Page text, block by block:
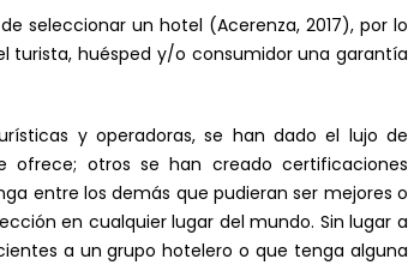
seleccionar un hotel (Acerenza, 2017), por lo
turista, huésped y/o consumidor una garantía
y operadoras, se han dado el lujo de
ofrece; otros se han creado certificaciones
entre los demás que pudieran ser mejores o
en cualquier lugar del mundo. Sin lugar a
a un grupo hotelero o que tenga alguna